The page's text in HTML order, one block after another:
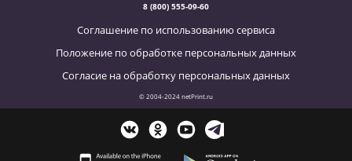
8 (800) 555-09-60
Соглашение по использованию сервиса
Положение по обработке персональных данных
Согласие на обработку персональных данных
© 2004-2024 netPrint.ru